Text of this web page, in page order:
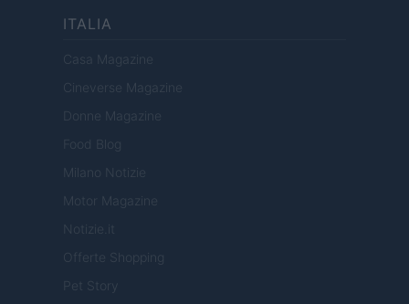
ITALIA
Casa Magazine
Cineverse Magazine
Donne Magazine
Food Blog
Milano Notizie
Motor Magazine
Notizie.it
Offerte Shopping
Pet Story